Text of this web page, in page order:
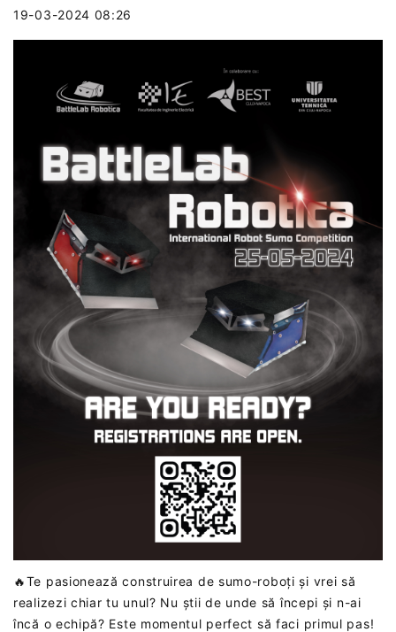
19-03-2024 08:26
🔥Te pasionează construirea de sumo-roboți și vrei să
realizezi chiar tu unul? Nu știi de unde să începi și n-ai
încă o echipă? Este momentul perfect să faci primul pas!